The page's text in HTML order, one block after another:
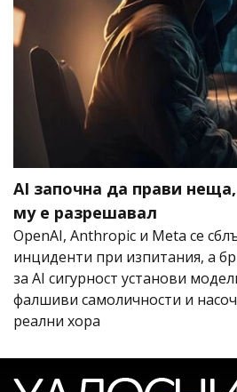
AI започна да прави
му е разрешавал
OpenAI, Anthropic и Meta се
инциденти при изпитания, а
за AI сигурност установи
фалшиви самоличности и
реални хора